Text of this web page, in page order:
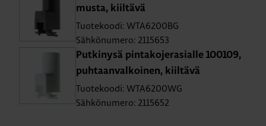
musta, kiil­tä­vä
Tuotekoodi: WTA6200BG
Sähkönumero: 2115653
Put­ki­ny­sä pin­ta­ko­je­ra­sial­le 100109,
puh­taan­val­koi­nen, kiil­tä­vä
Tuotekoodi: WTA6200WG
Sähkönumero: 2115652